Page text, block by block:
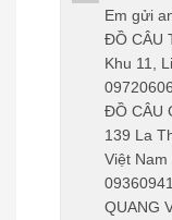
Em gửi
ĐỒ CÂU
Khu 11,
ĐỒ CÂU
139 La
Việt Nam
QUANG